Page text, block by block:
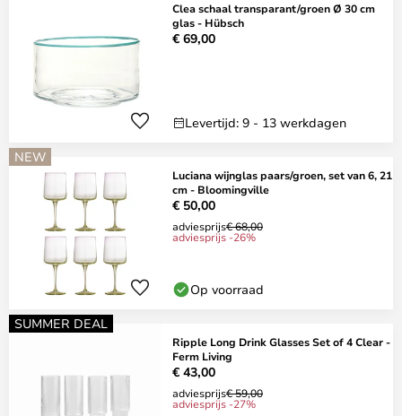
Clea schaal transparant/groen Ø 30 cm
glas - Hübsch
€ 69,00
Levertijd: 9 - 13 werkdagen
NEW
Luciana wijnglas paars/groen, set van 6, 21
cm - Bloomingville
€ 50,00
adviesprijs€ 68,00
adviesprijs -26%
Op voorraad
SUMMER DEAL
Ripple Long Drink Glasses Set of 4 Clear -
Ferm Living
€ 43,00
adviesprijs€ 59,00
adviesprijs -27%